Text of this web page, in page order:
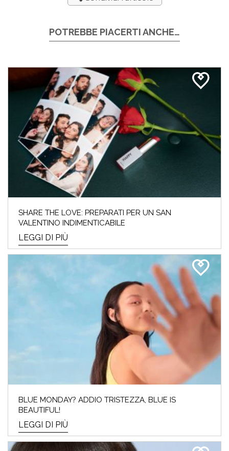
POTREBBE PIACERTI ANCHE…
SHARE THE LOVE: PREPARATI PER UN SAN
VALENTINO INDIMENTICABILE
LEGGI DI PIÙ
BLUE MONDAY? ADDIO TRISTEZZA, BLUE IS
BEAUTIFUL!
LEGGI DI PIÙ